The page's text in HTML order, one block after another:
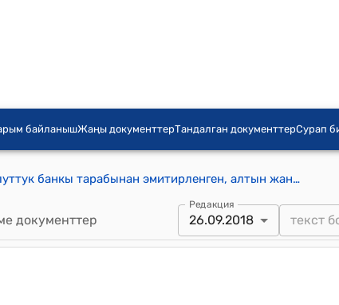
байланышЖаңы документтерТандалган документтерСурап
"Кыргыз Республикасынын Улуттук банкы тарабынан эмитирленген, алтын жана күмүштөн даярдалган аффинаждалган өлчөнгөн куймаларды сатуу жана кайра сатып алуу бааларын белгилөө жөнүндө" НУСКОО (2015-жылдын 25-февралындагы № 13/11 токтому менен бекитилген)
документтер
Редакция
26.09.2018